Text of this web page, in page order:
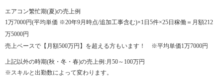
エアコン繁忙期(夏)の売上例
1万7000円(平均単価 ※20年9月時点/追加工事含む)×1日5件×25日稼働＝月額212
万5000円
売上ベースで【月額500万円】を超える方もいます！ ※平均単価1万7000円
上記以外の時期(秋・冬・春)の売上例:月50～100万円
※スキルと出勤数によって変わります。